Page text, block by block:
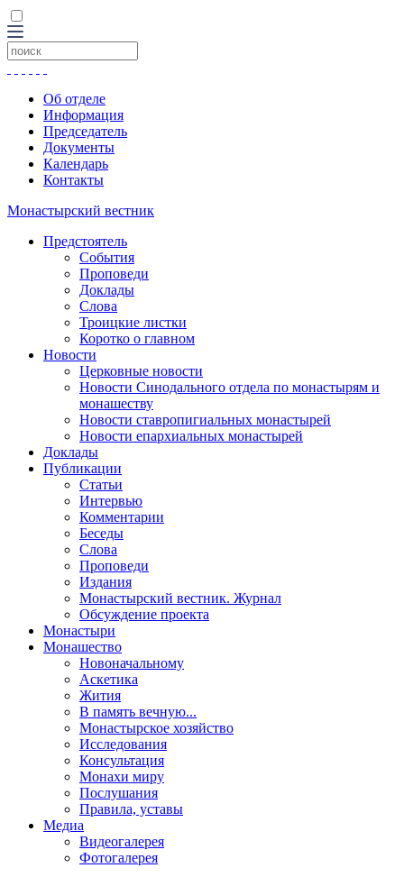
Об отделе
Информация
Председатель
Документы
Календарь
Контакты
Монастырский вестник
Предстоятель
События
Проповеди
Доклады
Слова
Троицкие листки
Коротко о главном
Новости
Церковные новости
Новости Синодального отдела по монастырям и
монашеству
Новости ставропигиальных монастырей
Новости епархиальных монастырей
Доклады
Публикации
Статьи
Интервью
Комментарии
Беседы
Слова
Проповеди
Издания
Монастырский вестник. Журнал
Обсуждение проекта
Монастыри
Монашество
Новоначальному
Аскетика
Жития
В память вечную...
Монастырское хозяйство
Исследования
Консультация
Монахи миру
Послушания
Правила, уставы
Медиа
Видеогалерея
Фотогалерея